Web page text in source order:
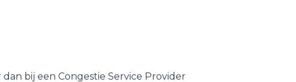
bij een Congestie Service Provider